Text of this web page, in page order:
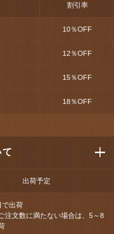
割引率
10％OFF
12％OFF
15％OFF
18％OFF
出荷予定
で出荷
注文数に満たない場合は、5～8